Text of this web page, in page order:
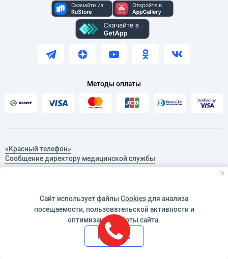
Методы оплаты
«Красный телефон»
Сообщение директору медицинской службы
Стоимость услуг
Указанные на сайте цены не являются публичной офертой (ст.
Сайт использует файлы Cookiesдля анализа
посещаемости, пользовательской активности и
оптимизации работы сайта.
Принять